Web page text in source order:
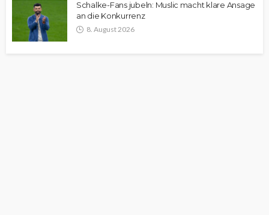
Schalke-Fans jubeln: Muslic macht klare Ansage
an die Konkurrenz
8. August 2026